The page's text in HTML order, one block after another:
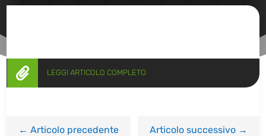
 LEGGI ARTICOLO COMPLETO
←Articolo precedente Articolo successivo→